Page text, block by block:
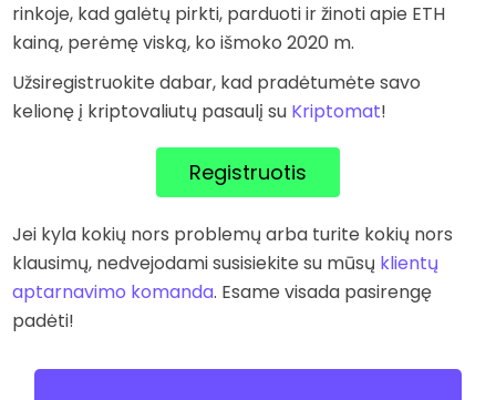
rinkoje, kad galėtų pirkti, parduoti ir žinoti apie ETH
kainą, perėmę viską, ko išmoko 2020 m.
Užsiregistruokite dabar, kad pradėtumėte savo
kelionę į kriptovaliutų pasaulį su Kriptomat!
Registruotis
Jei kyla kokių nors problemų arba turite kokių nors
klausimų, nedvejodami susisiekite su mūsų klientų
aptarnavimo komanda. Esame visada pasirengę
padėti!